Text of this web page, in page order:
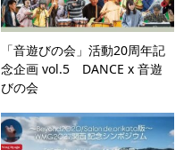
「音遊びの会」活動20周年記
念企画 vol.5 DANCE x 音遊
びの会